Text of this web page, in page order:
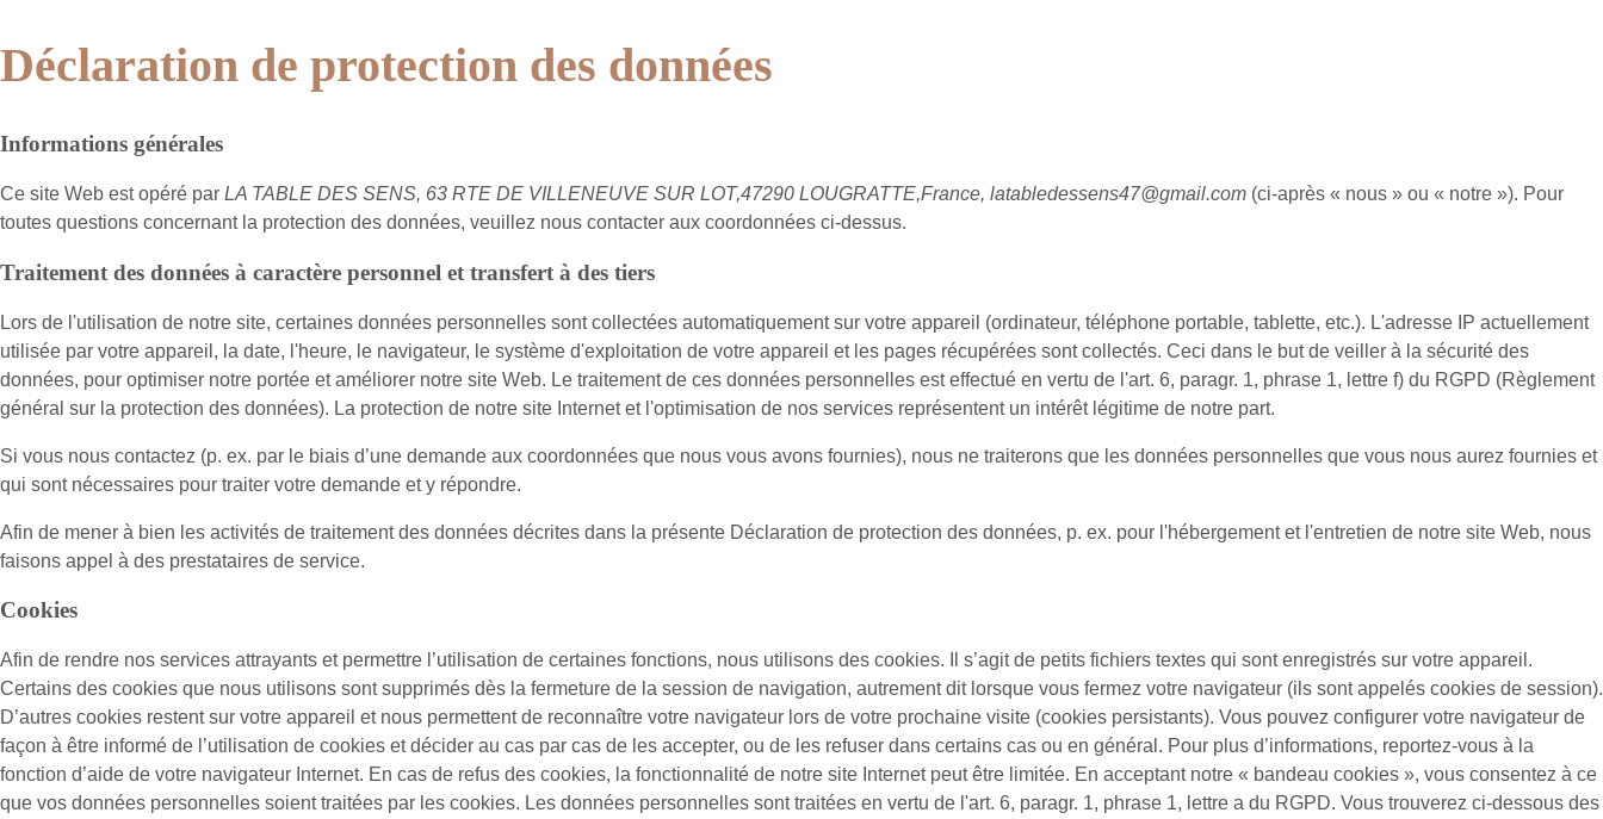
Déclaration de protection des données
Informations générales
Ce site Web est opéré par LA TABLE DES SENS, 63 RTE DE VILLENEUVE SUR LOT,47290 LOUGRATTE,France, latabledessens47@gmail.com (ci-après « nous » ou « notre »). Pour
toutes questions concernant la protection des données, veuillez nous contacter aux coordonnées ci-dessus.
Traitement des données à caractère personnel et transfert à des tiers
Lors de l'utilisation de notre site, certaines données personnelles sont collectées automatiquement sur votre appareil (ordinateur, téléphone portable, tablette, etc.). L'adresse IP actuellement
utilisée par votre appareil, la date, l'heure, le navigateur, le système d'exploitation de votre appareil et les pages récupérées sont collectés. Ceci dans le but de veiller à la sécurité des
données, pour optimiser notre portée et améliorer notre site Web. Le traitement de ces données personnelles est effectué en vertu de l'art. 6, paragr. 1, phrase 1, lettre f) du RGPD (Règlement
général sur la protection des données). La protection de notre site Internet et l'optimisation de nos services représentent un intérêt légitime de notre part.
Si vous nous contactez (p. ex. par le biais d’une demande aux coordonnées que nous vous avons fournies), nous ne traiterons que les données personnelles que vous nous aurez fournies et
qui sont nécessaires pour traiter votre demande et y répondre.
Afin de mener à bien les activités de traitement des données décrites dans la présente Déclaration de protection des données, p. ex. pour l'hébergement et l'entretien de notre site Web, nous
faisons appel à des prestataires de service.
Cookies
Afin de rendre nos services attrayants et permettre l’utilisation de certaines fonctions, nous utilisons des cookies. Il s’agit de petits fichiers textes qui sont enregistrés sur votre appareil.
Certains des cookies que nous utilisons sont supprimés dès la fermeture de la session de navigation, autrement dit lorsque vous fermez votre navigateur (ils sont appelés cookies de session).
D’autres cookies restent sur votre appareil et nous permettent de reconnaître votre navigateur lors de votre prochaine visite (cookies persistants). Vous pouvez configurer votre navigateur de
façon à être informé de l’utilisation de cookies et décider au cas par cas de les accepter, ou de les refuser dans certains cas ou en général. Pour plus d’informations, reportez-vous à la
fonction d’aide de votre navigateur Internet. En cas de refus des cookies, la fonctionnalité de notre site Internet peut être limitée. En acceptant notre « bandeau cookies », vous consentez à ce
que vos données personnelles soient traitées par les cookies. Les données personnelles sont traitées en vertu de l'art. 6, paragr. 1, phrase 1, lettre a du RGPD. Vous trouverez ci-dessous des